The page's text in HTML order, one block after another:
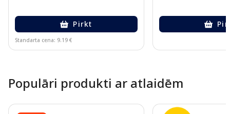
Pirkt
Standarta cena: 9.19 €
Populāri produkti ar atlaidēm